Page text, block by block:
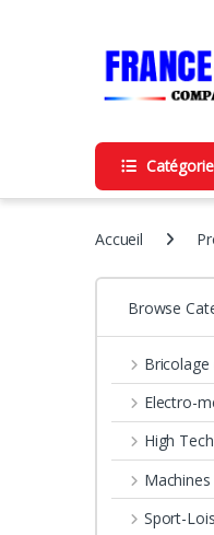
Accueil
Browse
Bricolage
Electro-
High Tech
Machines
Sport-